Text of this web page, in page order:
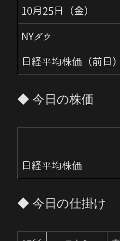
10月25日（金）
NYダウ
日経平均株価（前日）
◆ 今日の株価
日経平均株価
◆ 今日の仕掛け